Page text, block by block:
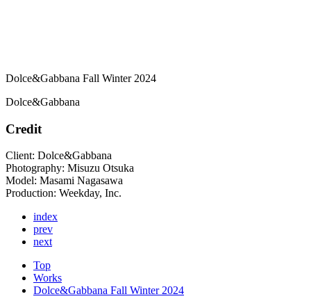
Dolce&Gabbana Fall Winter 2024
Dolce&Gabbana
Credit
Client: Dolce&Gabbana
Photography: Misuzu Otsuka
Model: Masami Nagasawa
Production: Weekday, Inc.
index
prev
next
Top
Works
Dolce&Gabbana Fall Winter 2024